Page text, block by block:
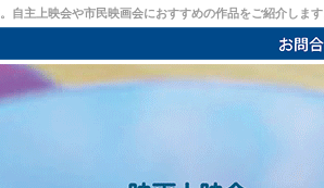
自主上映会や市民映画会におすすめの作品をご紹介しま